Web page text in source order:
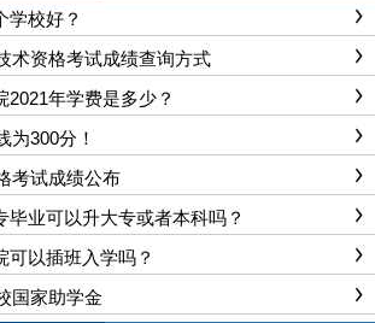
学校好？
术资格考试成绩查询方式
年学费是多少？
为300分！
考试成绩公布
毕业可以升大专或者本科吗？
可以插班入学吗？
国家助学金